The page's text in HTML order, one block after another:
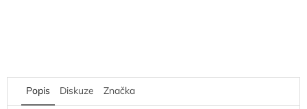
Popis Diskuze Značka